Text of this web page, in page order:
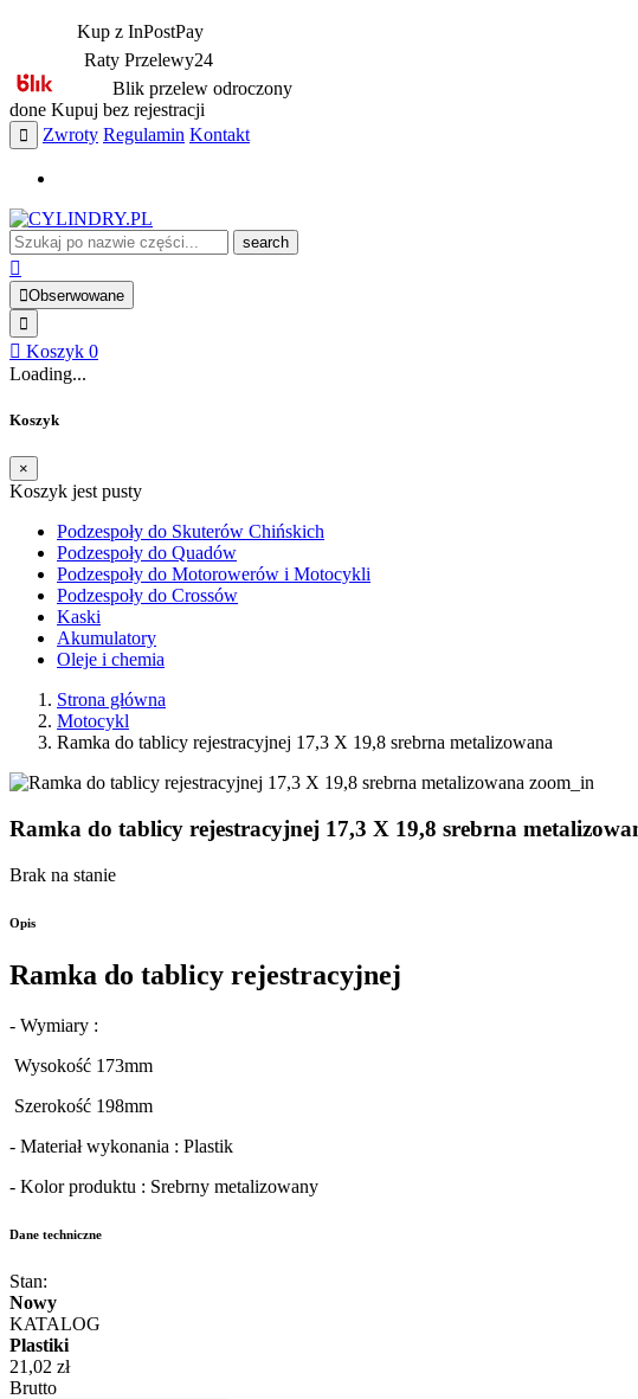
Kup z InPostPay
Raty Przelewy24
Blik przelew odroczony
done Kupuj bez rejestracji
Zwroty Regulamin Kontakt
search
Obserwowane
Koszyk 0
Loading...
Koszyk
×
Koszyk jest pusty
Podzespoły do Skuterów Chińskich
Podzespoły do Quadów
Podzespoły do Motorowerów i Motocykli
Podzespoły do Crossów
Kaski
Akumulatory
Oleje i chemia
Strona główna
Motocykl
Ramka do tablicy rejestracyjnej 17,3 X 19,8 srebrna metalizowana
zoom_in
Ramka do tablicy rejestracyjnej 17,3 X 19,8 srebrna
Brak na stanie
Opis
Ramka do tablicy rejestracyjnej
- Wymiary :
Wysokość 173mm
Szerokość 198mm
- Materiał wykonania : Plastik
- Kolor produktu : Srebrny metalizowany
Dane techniczne
Stan:
Nowy
KATALOG
Plastiki
21,02 zł
Brutto